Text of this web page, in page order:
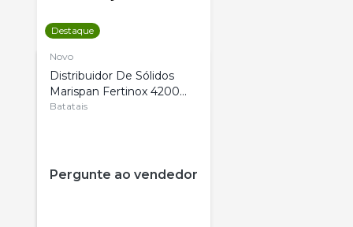
Destaque
Novo
Distribuidor De Sólidos
Marispan Fertinox 4200
Citrus
Batatais
Pergunte ao vendedor